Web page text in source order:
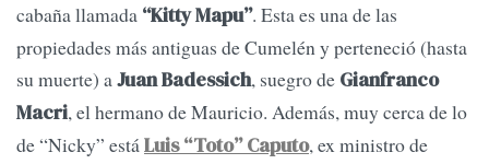
cabaña llamada “Kitty Mapu”. Esta es una de las
propiedades más antiguas de Cumelén y perteneció (hasta
su muerte) aJuan Badessich, suegro de Gianfranco
Macri, el hermano de Mauricio. Además, muy cerca de lo
de “Nicky” estáLuis “Toto” Caputo, ex ministro de